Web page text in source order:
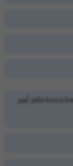
يلا كورة لايف | yalla koora live أهم